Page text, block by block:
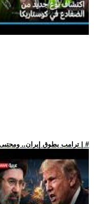
.. ترامب يطوق إيران.. ومجتبى خامنئي يستدعي رجل الحرس الثوري | #